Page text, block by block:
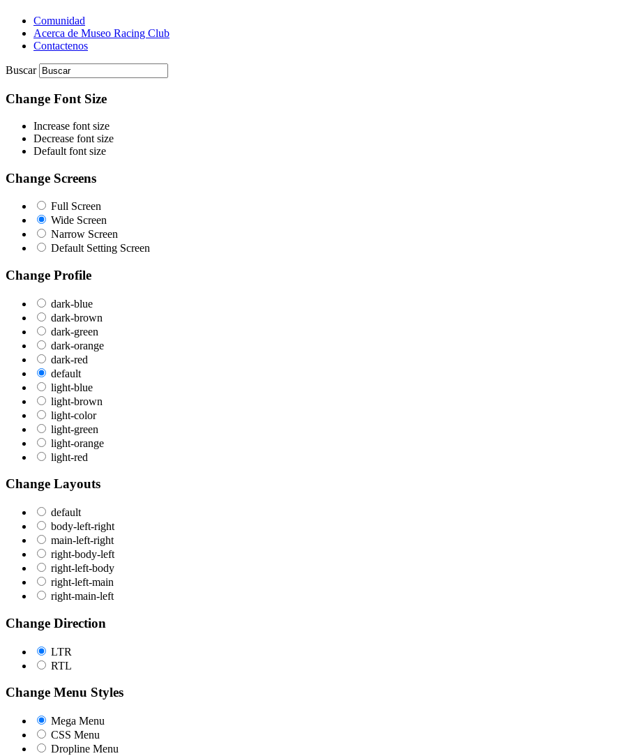
Comunidad
Acerca de Museo Racing Club
Contactenos
Buscar
Change Font Size
Increase font size
Decrease font size
Default font size
Change Screens
Full Screen
Wide Screen
Narrow Screen
Default Setting Screen
Change Profile
dark-blue
dark-brown
dark-green
dark-orange
dark-red
default
light-blue
light-brown
light-color
light-green
light-orange
light-red
Change Layouts
default
body-left-right
main-left-right
right-body-left
right-left-body
right-left-main
right-main-left
Change Direction
LTR
RTL
Change Menu Styles
Mega Menu
CSS Menu
Dropline Menu